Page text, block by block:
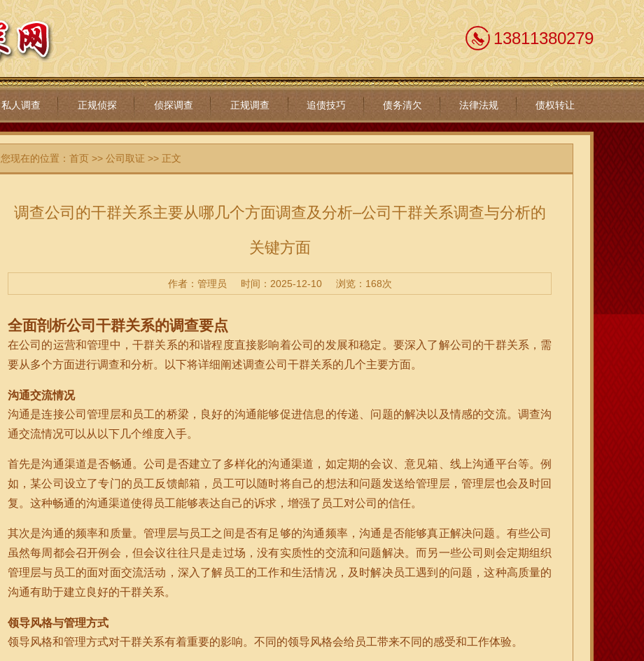
13811380279
私人调查 正规侦探 侦探调查 正规调查 追债技巧 债务清欠 法律法规 债权转让
您现在的位置： 首页>> 公司取证 >> 正文
调查公司的干群关系主要从哪几个方面调查及分析–公司干群关系调查与分析的
关键方面
作者：管理员 时间：2025-12-10 浏览：168次
全面剖析公司干群关系的调查要点
在公司的运营和管理中，干群关系的和谐程度直接影响着公司的发展和稳定。要深入了解公司的干群关系，需
要从多个方面进行调查和分析。以下将详细阐述调查公司干群关系的几个主要方面。
沟通交流情况
沟通是连接公司管理层和员工的桥梁，良好的沟通能够促进信息的传递、问题的解决以及情感的交流。调查沟
通交流情况可以从以下几个维度入手。
首先是沟通渠道是否畅通。公司是否建立了多样化的沟通渠道，如定期的会议、意见箱、线上沟通平台等。例
如，某公司设立了专门的员工反馈邮箱，员工可以随时将自己的想法和问题发送给管理层，管理层也会及时回
复。这种畅通的沟通渠道使得员工能够表达自己的诉求，增强了员工对公司的信任。
其次是沟通的频率和质量。管理层与员工之间是否有足够的沟通频率，沟通是否能够真正解决问题。有些公司
虽然每周都会召开例会，但会议往往只是走过场，没有实质性的交流和问题解决。而另一些公司则会定期组织
管理层与员工的面对面交流活动，深入了解员工的工作和生活情况，及时解决员工遇到的问题，这种高质量的
沟通有助于建立良好的干群关系。
领导风格与管理方式
领导风格和管理方式对干群关系有着重要的影响。不同的领导风格会给员工带来不同的感受和工作体验。